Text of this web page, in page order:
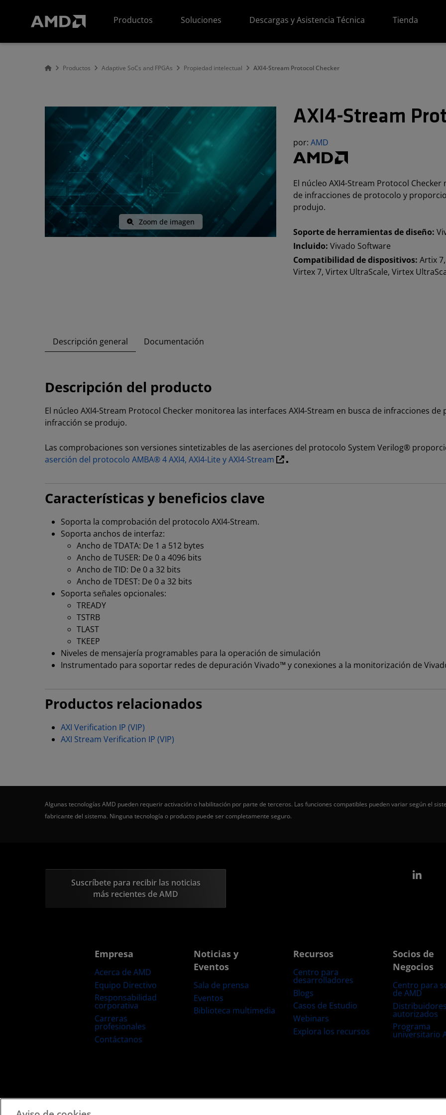
Productos
Soluciones Descargas y Asistencia Técnica Tienda
Productos Adaptive SoCs and FPGAs Propiedad intelectual AXI4-Stream Protocol Checker
Zoom de imagen
AXI4-Stream
por:AMD
El núcleo AXI4-Stream Protocol
de infracciones de protocolo y
produjo.
Soporte de herramientas de diseño:
Incluido:Vivado Software
Compatibilidad de dispositivos:Artix
Virtex 7, Virtex UltraScale, Virtex
Descripción general Documentación
Descripción del producto
El núcleo AXI4-Stream Protocol Checker monitorea las interfaces AXI4-Stream en busca de infracciones
infracción se produjo.
Las comprobaciones son versiones sintetizables de las aserciones del protocolo System Verilog®
aserción del protocolo AMBA® 4 AXI4, AXI4-Lite y AXI4-Stream
.
Características y beneficios clave
Soporta la comprobación del protocolo AXI4-Stream.
Soporta anchos de interfaz:
Ancho de TDATA: De 1 a 512 bytes
Ancho de TUSER: De 0 a 4096 bits
Ancho de TID: De 0 a 32 bits
Ancho de TDEST: De 0 a 32 bits
Soporta señales opcionales:
TREADY
TSTRB
TLAST
TKEEP
Niveles de mensajería programables para la operación de simulación
Instrumentado para soportar redes de depuración Vivado™ y conexiones a la monitorización de
Productos relacionados
AXI Verification IP (VIP)
AXI Stream Verification IP (VIP)
Algunas tecnologías AMD pueden requerir activación o habilitación por parte de terceros. Las funciones compatibles pueden variar según el
fabricante del sistema. Ninguna tecnología o producto puede ser completamente seguro.
Suscríbete para recibir las noticias
más recientes de AMD
Empresa
Acerca de AMD
Equipo Directivo
Responsabilidad
corporativa
Carreras
profesionales
Contáctanos
Noticias y
Eventos
Sala de prensa
Eventos
Biblioteca multimedia
Recursos
Centro para
desarrolladores
Blogs
Casos de Estudio
Webinars
Explora los recursos
Socios de
Negocios
Centro para
de AMD
Distribuidores
autorizados
Programa
universitario
Términos y Condiciones